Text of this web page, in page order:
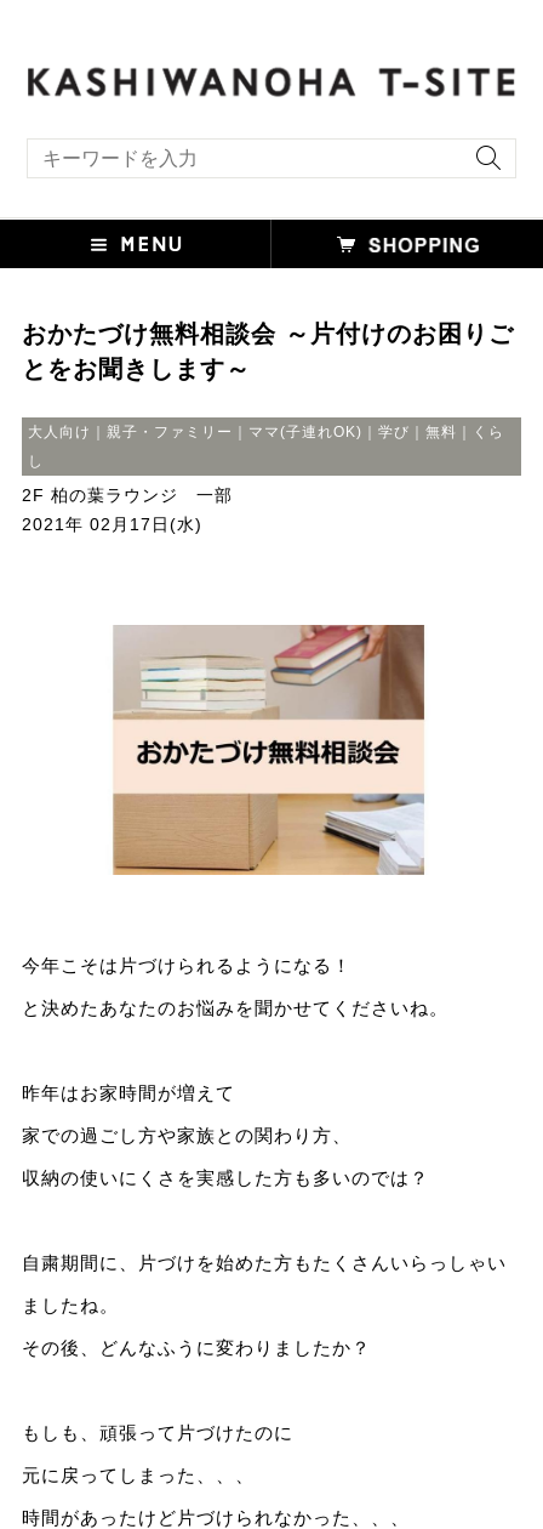
おかたづけ無料相談会 ～片付けのお困りご
とをお聞きします～
大人向け｜親子・ファミリー｜ママ(子連れOK)｜学び｜無料｜くら
し
2F 柏の葉ラウンジ 一部
2021年 02月17日(水)
今年こそは片づけられるようになる！
と決めたあなたのお悩みを聞かせてくださいね。
昨年はお家時間が増えて
家での過ごし方や家族との関わり方、
収納の使いにくさを実感した方も多いのでは？
自粛期間に、片づけを始めた方もたくさんいらっしゃい
ましたね。
その後、どんなふうに変わりましたか？
もしも、頑張って片づけたのに
元に戻ってしまった、、、
時間があったけど片づけられなかった、、、